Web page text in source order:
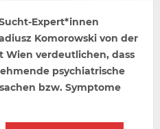
Expert*innen
Komorowski von der
Wien verdeutlichen, dass
psychiatrische
bzw. Symptome